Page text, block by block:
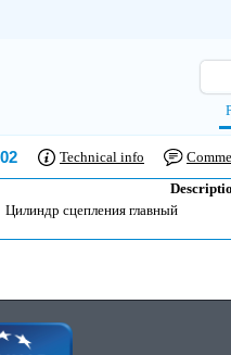
Technical info
Цилиндр сцепления главный